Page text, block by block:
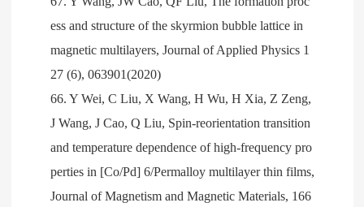
ess and structure of the skyrmion bubble lattice in
magnetic multilayers, Journal of Applied Physics 1
27 (6), 063901(2020)
66. Y Wei, C Liu, X Wang, H Wu, H Xia, Z Zeng,
J Wang, J Cao, Q Liu, Spin-reorientation transition
and temperature dependence of high-frequency pro
perties in [Co/Pd] 6/Permalloy multilayer thin films,
Journal of Magnetism and Magnetic Materials, 166